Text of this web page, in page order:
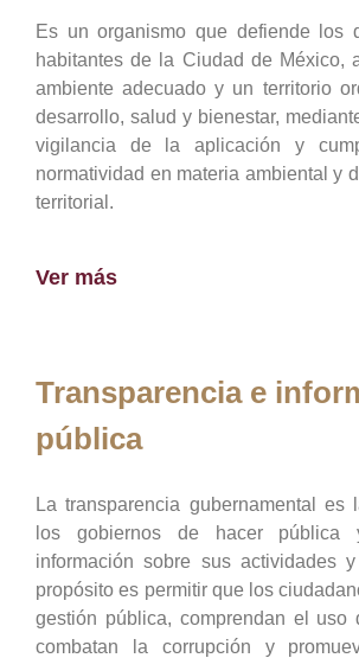
Es un organismo que defiende los
habitantes de la Ciudad de México,
ambiente adecuado y un territorio
desarrollo, salud y bienestar,
vigilancia de la aplicación y
normatividad en materia ambiental y
territorial.
Ver más
Transparencia e
pública
La transparencia gubernamental es
los gobiernos de hacer pública
información sobre sus actividades
propósito es permitir que los
gestión pública, comprendan el uso
combatan la corrupción y